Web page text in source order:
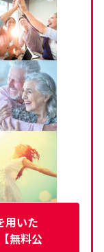
用いた
無料公